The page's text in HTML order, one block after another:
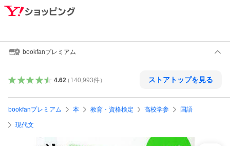
bookfanプレミアム
4.62（ 140,993件） ストアトップを見る
bookfanプレミアム 本 教育・資格検定 高校学参 国語
現代文